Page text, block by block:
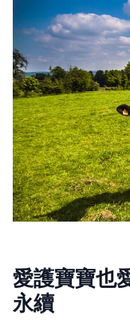
愛護寶寶也
永續